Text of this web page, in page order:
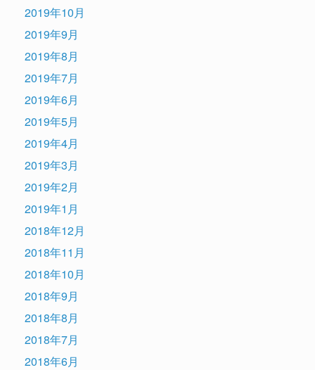
2019年10月
2019年9月
2019年8月
2019年7月
2019年6月
2019年5月
2019年4月
2019年3月
2019年2月
2019年1月
2018年12月
2018年11月
2018年10月
2018年9月
2018年8月
2018年7月
2018年6月